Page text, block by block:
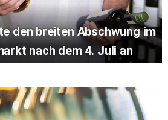
den breiten Abschwung im
nach dem 4. Juli an